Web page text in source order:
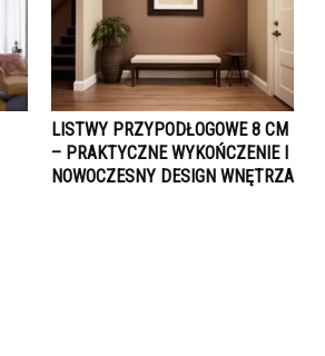
LISTWY PRZYPODŁOGOWE 8 CM
– PRAKTYCZNE WYKOŃCZENIE I
NOWOCZESNY DESIGN WNĘTRZA